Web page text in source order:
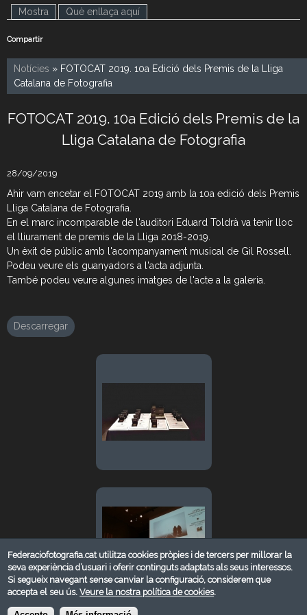
Mostra (pestanya activa)
Què enllaça aquí
Compartir
Notícies » FOTOCAT 2019. 10a Edició dels Premis de la Lliga
Catalana de Fotografia
FOTOCAT 2019. 10a Edició dels Premis de la
Lliga Catalana de Fotografia
28/09/2019
Ahir vam encetar el FOTOCAT 2019 amb la 10a edició dels Premis
Lliga Catalana de Fotografia.
En el marc incomparable de l'auditori Eduard Toldrà va tenir lloc
el lliurament de premis de la Lliga 2018-2019.
Un èxit de públic amb l'acompanyament musical de Gil Rossell.
Podeu veure els guanyadors a l'acta adjunta.
També podeu veure algunes imatges de l'acte a la galeria.
Descarregar
Federaciofotografia.cat utilitza cookies pròpies i de tercers per millorar la
seva experiència d’usuari i oferir continguts adaptats als seus interessos.
Si segueix navegant sense canviar la configuració, considerem que
accepta el seu ús.Veure la nostra política de cookies.